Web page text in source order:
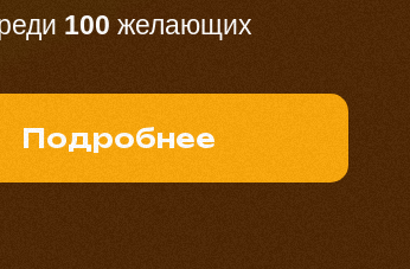
100 желающих
Подробнее